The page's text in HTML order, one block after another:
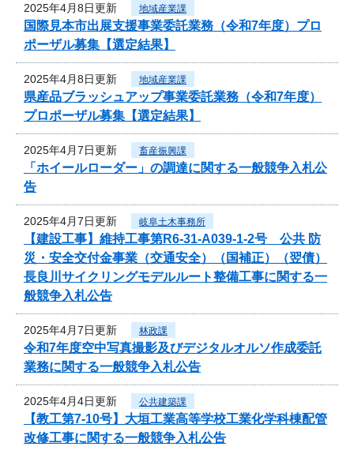
2025年4月8日更新 地域産業課
国際見本市出展支援事業委託業務（令和7年度）プロ
ポーザル募集【選定結果】
2025年4月8日更新 地域産業課
県産品ブラッシュアップ事業委託業務（令和7年度）
プロポーザル募集【選定結果】
2025年4月7日更新 畜産振興課
「ホイールローダー」の調達に関する一般競争入札公
告
2025年4月7日更新 岐阜土木事務所
【建設工事】維持工事第R6-31-A039-1-2号 公共 防
災・安全交付金事業（交通安全）（国補正）（翌債）
長良川サイクリングモデルルート整備工事に関する一
般競争入札公告
2025年4月7日更新 林政課
令和7年度空中写真撮影及びデジタルオルソ作成委託
業務に関する一般競争入札公告
2025年4月4日更新 公共建築課
【教工第7-10号】大垣工業高等学校工業化学科棟配管
改修工事に関する一般競争入札公告